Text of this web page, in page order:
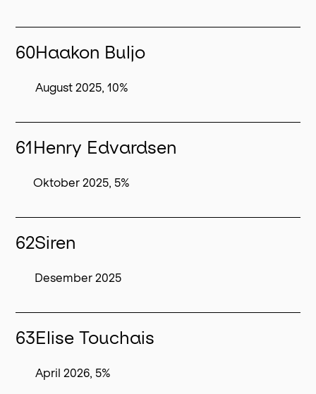
60Haakon Buljo
August 2025, 10%
61Henry Edvardsen
Oktober 2025, 5%
62Siren
Desember 2025
63Elise Touchais
April 2026, 5%